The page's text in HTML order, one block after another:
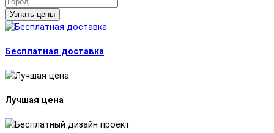
Узнать цены
Бесплатная доставка
Лучшая цена